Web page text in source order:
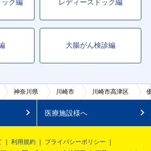
ック編 レディースドック編
大腸がん検診編
神奈川県 川崎市 川崎市高津区
医療施設様へ
利用規約
プライバシーポリシー